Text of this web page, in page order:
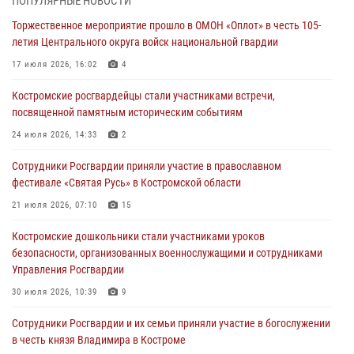
Состоялась рабочая встреча директора Росгвардии Героя России
генерала армии Виктора Золотова с заместителем полномочного
представителя Президента Российской Федерации в Северо-
31 июля 2026, 07:08 4
Росгвардейцы знакомят костромичей со службой в ведомстве
Костромские дошкольники стали участниками уроков
безопасности, организованных военнослужащими и сотрудниками
30 июля 2026, 10:39 9
Костромичи активно используют портал «Единых государственных
услуг» для получения услуг по линии Росгвардии
Торжественное мероприятие прошло в ОМОН «Оплот» в честь 105-
летия Центрального округа войск национальной гвардии
17 июля 2026, 16:02 4
Костромские росгвардейцы стали участниками встречи,
посвященной памятным историческим событиям
24 июля 2026, 14:33 2
Сотрудники Росгвардии приняли участие в православном
фестивале «Святая Русь» в Костромской области
21 июля 2026, 07:10 15
Костромские дошкольники стали участниками уроков
безопасности, организованных военнослужащими и сотрудниками
Управления Росгвардии
30 июля 2026, 10:39 9
Cотрудники Росгвардии и их семьи приняли участие в богослужении
в честь князя Владимира в Костроме